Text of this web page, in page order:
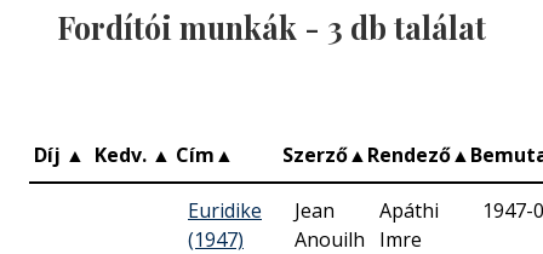
Fordítói munkák - 3 db találat
Díj ▲ Kedv. ▲ Cím▲ Szerző▲Rendező▲
Euridike
(1947)
Jean
Anouilh
Apáthi
Imre
1947-